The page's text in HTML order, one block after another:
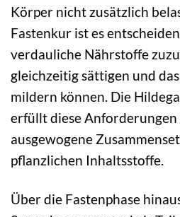
Körper nicht zusätzlich
Fastenkur ist es
verdauliche Nährstoffe
gleichzeitig sättigen und
mildern können. Die
erfüllt diese
ausgewogene
pflanzlichen Inhaltsstoffe.
Über die Fastenphase